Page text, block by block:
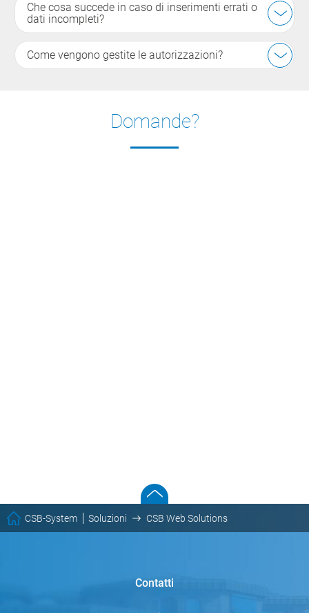
Che cosa succede in caso di inserimenti errati o
dati incompleti?
Come vengono gestite le autorizzazioni?
Domande?
CSB-System Soluzioni CSB Web Solutions
Contatti